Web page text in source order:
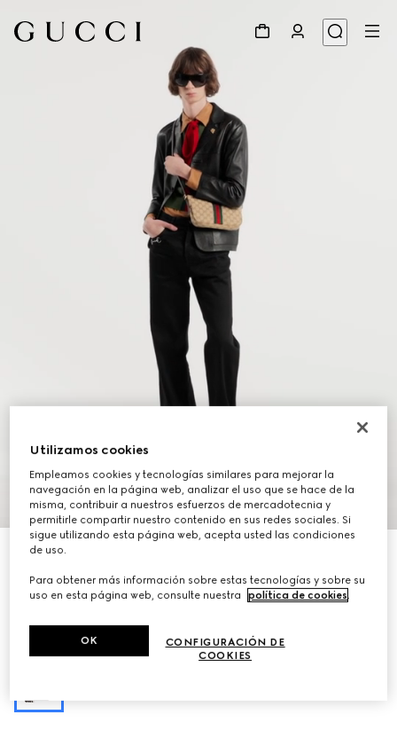
10
Personalizar con las iniciales
€ 980
canvas GG arena y marrón
Utilizamos cookies
Empleamos cookies y tecnologías similares para mejorar la
navegación en la página web, analizar el uso que se hace de la
misma, contribuir a nuestros esfuerzos de mercadotecnia y
permitirle compartir nuestro contenido en sus redes sociales. Si
sigue utilizando esta página web, acepta usted las condiciones
de uso.
Para obtener más información sobre estas tecnologías y sobre su
uso en esta página web, consulte nuestra
política de cookies.
CONFIGURACIÓN DE
COOKIES
OK